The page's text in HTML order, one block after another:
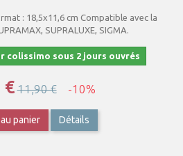
: 18,5x11,6 cm Compatible avec la
SUPRALUXE, SIGMA.
colissimo sous 2 jours ouvrés
€11,90 € -10%
panier Détails